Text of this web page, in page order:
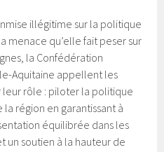
illégitime sur la politique
menace qu’elle fait peser sur
la Confédération
Aquitaine appellent les
rôle : piloter la politique
la région en garantissant à
équilibrée dans les
un soutien à la hauteur de